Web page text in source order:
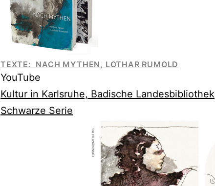
TEXTE: NACH MYTHEN, LOTHAR RUMOLD
YouTube
Kultur in Karlsruhe, Badische Landesbibliothek
Schwarze Serie